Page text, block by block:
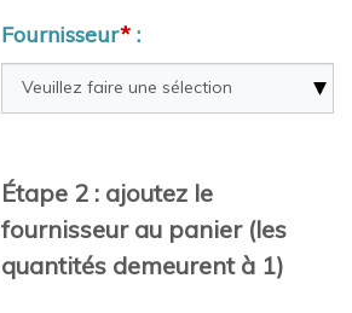
Fournisseur* :
Étape 2 : ajoutez le
fournisseur au panier (les
quantités demeurent à 1)